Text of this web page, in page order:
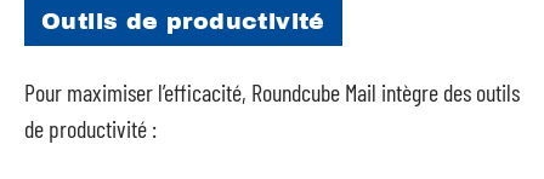
Outils de productivité
Pour maximiser l’efficacité, Roundcube Mail intègre des outils
de productivité :